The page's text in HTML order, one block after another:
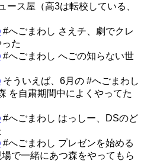
ース屋（高3は転校している、
#へごまわし さえチ、劇でクレ
た
#へごまわし へごの知らない世
そういえば、6月の #へごまわし
を自粛期間中によくやってた
#へごまわし はっしー、DSのど
#へごまわし プレゼンを始める
で一緒にあつ森をやってもら